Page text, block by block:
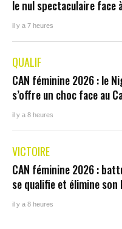
le nul spectaculaire face
il y a 7 heures
QUALIF
CAN féminine 2026 : le
s’offre un choc face au
il y a 8 heures
VICTOIRE
CAN féminine 2026 :
se qualifie et élimine son
il y a 8 heures